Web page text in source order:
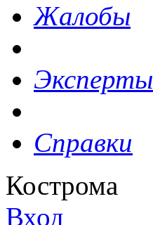
Жалобы
Эксперты
Справки
Кострома
Вход